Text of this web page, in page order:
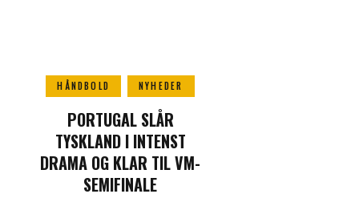
HÅNDBOLD NYHEDER
PORTUGAL SLÅR
TYSKLAND I INTENST
DRAMA OG KLAR TIL VM-
SEMIFINALE